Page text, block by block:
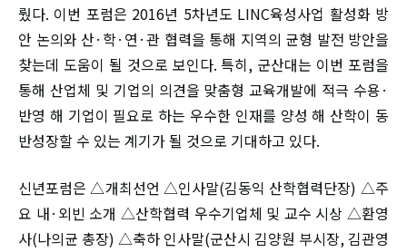
뤘다. 이번 포럼은 2016년 5차년도 LINC육성사업 활성화 방
안 논의와 산·학·연·관 협력을 통해 지역의 균형 발전 방안을
찾는데 도움이 될 것으로 보인다. 특히, 군산대는 이번 포럼을
통해 산업체 및 기업의 의견을 맞춤형 교육개발에 적극 수용·
반영 해 기업이 필요로 하는 우수한 인재를 양성 해 산학이 동
반성장할 수 있는 계기가 될 것으로 기대하고 있다.
신년포럼은 △개최선언 △인사말(김동익 산학협력단장) △주
요 내·외빈 소개 △산학협력 우수기업체 및 교수 시상 △환영
사(나의균 총장) △축하 인사말(군산시 김양원 부시장, 김관영